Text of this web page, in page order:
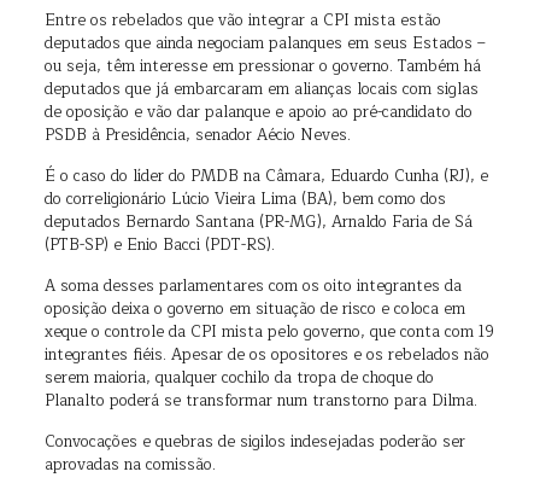
Entre os rebelados que vão integrar a CPI mista estão
deputados que ainda negociam palanques em seus Estados –
ou seja, têm interesse em pressionar o governo. Também há
deputados que já embarcaram em alianças locais com siglas
de oposição e vão dar palanque e apoio ao pré-candidato do
PSDB à Presidência, senador Aécio Neves.
É o caso do líder do PMDB na Câmara, Eduardo Cunha (RJ), e
do correligionário Lúcio Vieira Lima (BA), bem como dos
deputados Bernardo Santana (PR-MG), Arnaldo Faria de Sá
(PTB-SP) e Enio Bacci (PDT-RS).
A soma desses parlamentares com os oito integrantes da
oposição deixa o governo em situação de risco e coloca em
xeque o controle da CPI mista pelo governo, que conta com 19
integrantes fiéis. Apesar de os opositores e os rebelados não
serem maioria, qualquer cochilo da tropa de choque do
Planalto poderá se transformar num transtorno para Dilma.
Convocações e quebras de sigilos indesejadas poderão ser
aprovadas na comissão.